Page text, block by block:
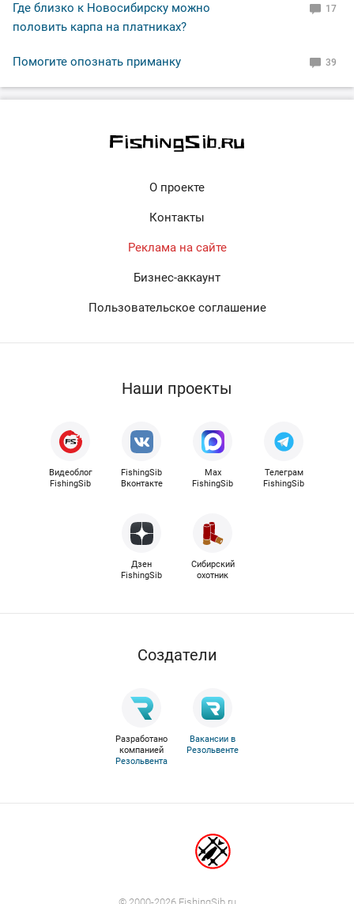
Где близко к Новосибирску можно
половить карпа на платниках?
17
Помогите опознать приманку 39
О проекте
Контакты
Реклама на сайте
Бизнес-аккаунт
Пользовательское соглашение
Наши проекты
Видеоблог
FishingSib
FishingSib
Вконтакте
Max
FishingSib
Телеграм
FishingSib
Дзен
FishingSib
Сибирский
охотник
Cоздатели
Разработано
компанией
Резольвента
Вакансии в
Резольвенте